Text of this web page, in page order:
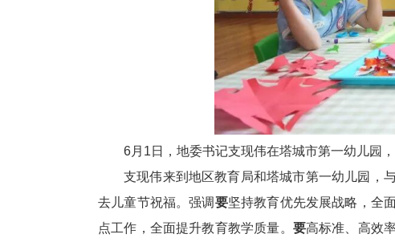
6月1日，地委书记支现伟在塔城市第一幼儿园
支现伟来到地区教育局和塔城市第一幼儿园，
去儿童节祝福。强调要坚持教育优先发展战略，全
点工作，全面提升教育教学质量。 要高标准、高效